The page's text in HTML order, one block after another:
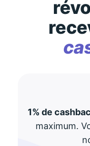
1% de
maximum.